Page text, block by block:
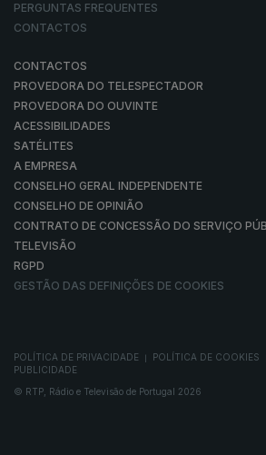
PERGUNTAS FREQUENTES
CONTACTOS
CONTACTOS
PROVEDORA DO TELESPECTADOR
PROVEDORA DO OUVINTE
ACESSIBILIDADES
SATÉLITES
A EMPRESA
CONSELHO GERAL INDEPENDENTE
CONSELHO DE OPINIÃO
CONTRATO DE CONCESSÃO DO SERVIÇO
TELEVISÃO
RGPD
GESTÃO DAS DEFINIÇÕES DE COOKIES
POLÍTICA DE PRIVACIDADE POLÍTICA DE COOKIES
PUBLICIDADE
© RTP, Rádio e Televisão de Portugal 2026